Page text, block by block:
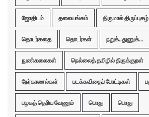
ஜோதிடம் தலையங்கம் திருமால் திருப்புகழ்
தொடர்கதை தொடர்கள் நறுக்..துணுக்...
நுண்கலைகள் நெல்லைத் தமிழில் திருக்குறள்
நேர்காணல்கள் படக்கவிதைப் போட்டிகள்
பழகத் தெரிய வேணும் பொது பொது